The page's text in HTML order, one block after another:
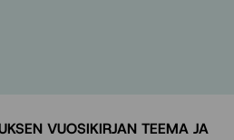
VUOSIKIRJAN TEEMA JA